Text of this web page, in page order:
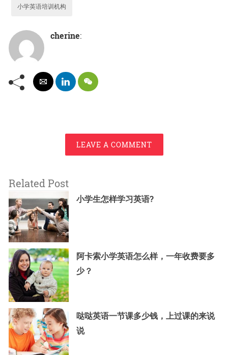
小学英语培训机构
cherine:
LEAVE A COMMENT
Related Post
小学生怎样学习英语?
阿卡索小学英语怎么样，一年收费要多
少？
哒哒英语一节课多少钱，上过课的来说
说